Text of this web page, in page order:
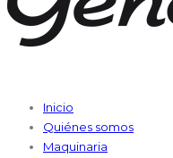
Inicio
Quiénes somos
Maquinaria